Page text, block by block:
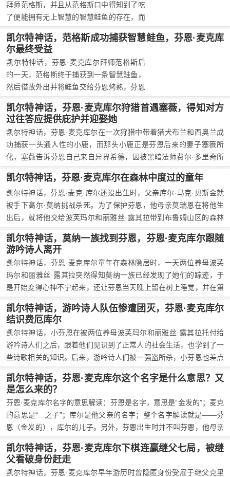
拜师范格斯，并且从范格斯口中得知到了吃
了便能拥有无上智慧的智慧鲑鱼的存在，而
自己的老师范格斯则是因为被预言将在博因
河畔捕捉到一条智慧鲑鱼而一直守在这里。
凯尔特神话，范格斯成功捕获智慧鲑鱼，芬恩·麦克库
尔最终受益
凯尔特神话，芬恩·麦克库尔拜师范格斯后
的一天，范格斯终于捕获到一条智慧鲑鱼，
然后借故外出并将鲑鱼交给芬恩烤熟，芬恩
在烤鱼时拇指不小心碰到鲑鱼身体并被烫
伤，无意间品尝到了拇指上智慧鲑鱼的一点
味道，获得了智慧，但并没有偷吃。范格斯
回来之后，见鲑鱼完整，心中感到欣慰，然
后直接将鲑鱼送给芬恩吃，并告诉芬恩他才
是预言中吃鲑鱼的人，自己只负责捕捉。
凯尔特神话，芬恩·麦克库尔狩猎首遇塞薇，得知对方
过往答应提供庇护并迎娶她
凯尔特神话，芬恩·麦克库尔在一次狩猎中带着猎犬布兰和西奥兰成
功捕获一头通人性的小鹿，而那头小鹿正是芬恩后来的妻子塞薇所
化，塞薇告诉芬恩自己来自异界希德，因被黑暗法师费尔·多里奇所
纠缠不得不来到尘世寻求芬恩的庇护，芬恩当即答应提供庇护并在得
知对方心意后表示愿意娶对方为妻。
凯尔特神话，芬恩·麦克库尔在森林中度过的童年
凯尔特神话，芬恩·麦克·库尔还没出生时，父亲库尔·马克·贝斯金就
被手下高尔·莫纳挑战杀死。为了保护芬恩，他母亲莫瑞恩在将他生
出后，就将他交给波芙玛尔和丽雅丝·露其拉带到布鲁姆山区的森林
里秘密抚养。自此，芬恩就一直在森林里由两位养母抚养并接受她们
的教育一天天长大。
凯尔特神话，莫纳一族找到芬恩，芬恩·麦克库尔跟随
游吟诗人离开
凯尔特神话，芬恩·麦克库尔童年在森林隐居时，一天两位养母波芙
玛尔和丽雅丝·露其拉突然得知莫纳一族已经发现了她们的踪迹，于
是开始变得心神不宁起来，还让芬恩当天晚上留在树上睡觉，并在第
二天将芬恩托付给一队游吟诗人带走。在芬恩走远之后，莫纳一族果
然找到了他们。
凯尔特神话，游吟诗人队伍惨遭团灭，芬恩·麦克库尔
结识费厄库尔
凯尔特神话，小芬恩在被两位养母波芙玛尔和丽雅丝·露其拉托付给
游吟诗人们之后，跟着他们见识到了正常人的社会生活，也学到了一
些诗歌相关的知识。后来，游吟诗人们被一强盗所杀，小芬恩也差点
遭到毒手，所幸最后小芬恩自报家门，而那强盗竟是小芬恩父亲以前
的手下，养母波芙玛尔的丈夫费厄库尔·马克·康尘恩，小芬恩这才得
以逃生，并被强盗带回巢穴。
凯尔特神话，芬恩·麦克库尔这个名字是什么意思？又
是怎么来的？
芬恩·麦克库尔名字的意思解读：芬恩是名字，意思是“金发的”；麦克
的意思是“...之子”；库尔是他父亲的名字；整个名字解读就是——芬
恩（金发的），库尔的儿子。另外，芬恩出生时并不叫芬恩，他母亲
莫瑞恩给他取名丹纳，但后来因为又一次他历险途中在游泳中赢了一
群小孩，那些小孩见芬恩一头金发，所以叫他芬恩，芬恩本人也比较
喜欢这个名字，所以索性直接改名芬恩。
凯尔特神话，芬恩·麦克库尔下棋连赢继父七局，被继
父看破身份赶走
凯尔特神话，芬恩·麦克库尔早年游历时曾隐匿身份受雇于继父克里